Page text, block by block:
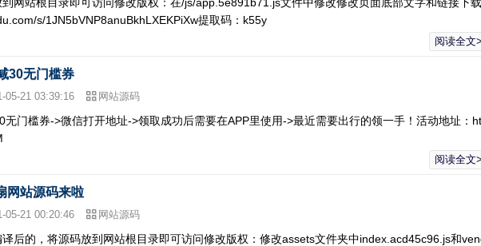
s/1JN5bVNP8anuBkhLXEKPiXw提取码：k55y
阅读全文
30无门槛券
05-21 03:39:16 网站源码
无门槛券->微信打开地址->领取成功后需要在APP里使用->最近需要出行的领一手！活动地址：
阅读全文
网站源码来啦
05-21 00:20:46 网站源码
后的，将源码放到网站根目录即可访问修改版权：修改assets文件夹中index.acd45c96.js和